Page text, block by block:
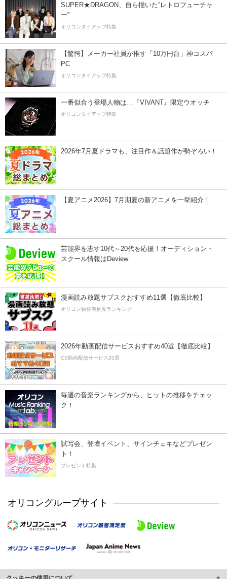
SUPER★DRAGON、自ら描いた”レトロフューチャ
ー”
オリコンタイアップ特集
【驚愕】メーカー社員が推す「10万円台」神コスパ
PC
オリコンタイアップ特集
一番似合う登場人物は…『VIVANT』限定ウオッチ
オリコンタイアップ特集
2026年7月夏ドラマも、注目作＆話題作が勢ぞろい！
【夏アニメ2026】7月期夏の新アニメを一挙紹介！
芸能界を志す10代～20代を応援！オーディション・
スクール情報はDeview
漫画読み放題サブスクおすすめ11選【徹底比較】
オリコン顧客満足度ランキング
2026年動画配信サービスおすすめ40選【徹底比較】
CS動画配信サービス20選
毎週の音楽ランキングから、ヒットの推移をチェッ
ク！
試写会、登壇イベント、サインチェキなどプレゼン
ト！
プレゼント特集
オリコングループサイト